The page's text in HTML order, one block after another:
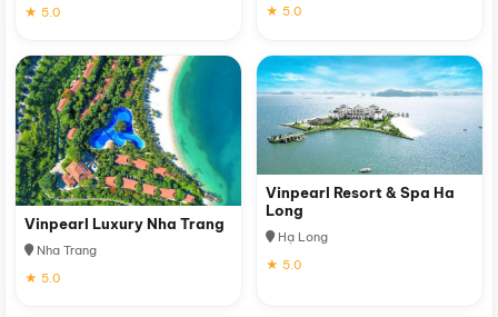
★ 5.0
★ 5.0
Vinpearl Luxury Nha Trang
Nha Trang
★ 5.0
Vinpearl Resort & Spa Ha
Long
Hạ Long
★ 5.0